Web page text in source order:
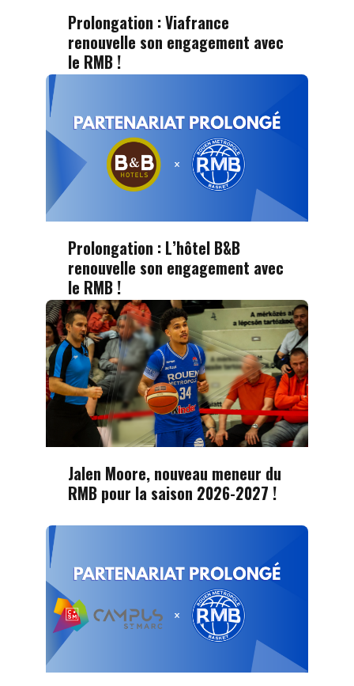
Prolongation : Viafrance
renouvelle son engagement avec
le RMB !
Prolongation : L’hôtel B&B
renouvelle son engagement avec
le RMB !
Jalen Moore, nouveau meneur du
RMB pour la saison 2026-2027 !